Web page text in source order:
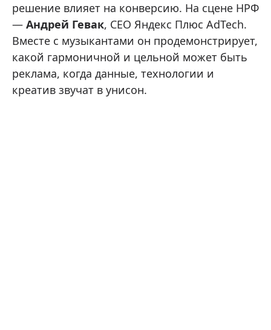
решение влияет на конверсию. На сцене НРФ
— Андрей Гевак, CEO Яндекс Плюс AdTech.
Вместе с музыкантами он продемонстрирует,
какой гармоничной и цельной может быть
реклама, когда данные, технологии и
креатив звучат в унисон.